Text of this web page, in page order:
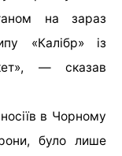
на зараз
«Калібр» із
— сказав
в Чорному
було лише